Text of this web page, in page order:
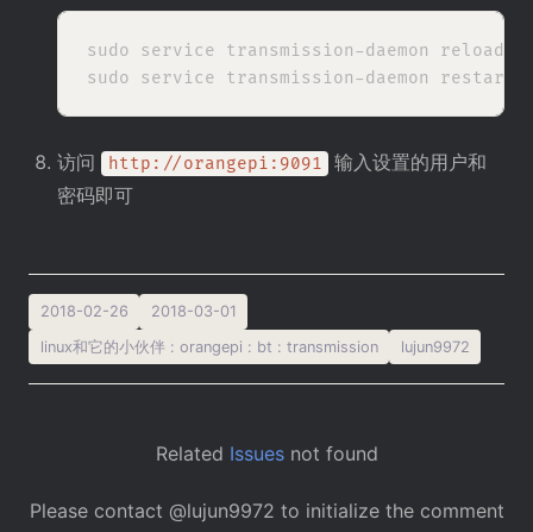
sudo service transmission-daemon reload
访问 http://orangepi:9091
输入设置的用户和
密码即可
2018-02-26
2018-03-01
linux和它的小伙伴 : orangepi : bt : transmission lujun9972
Related Issuesnot found
Please contact @lujun9972 to initialize the comment